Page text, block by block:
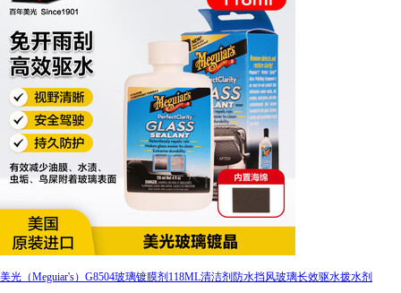
美光（Meguiar's）G8504玻璃镀膜剂118ML清洁剂防水挡风玻璃长效驱水拨水剂